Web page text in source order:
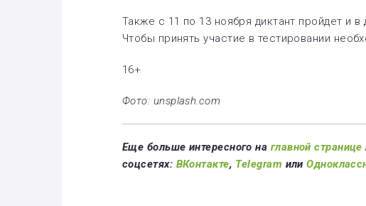
Также с 11 по 13 ноября диктант пройдет и в
Чтобы принять участие в тестировании
16+
Фото: unsplash.com
Еще больше интересного на главной странице
соцсетях: ВКонтакте, Telegram или